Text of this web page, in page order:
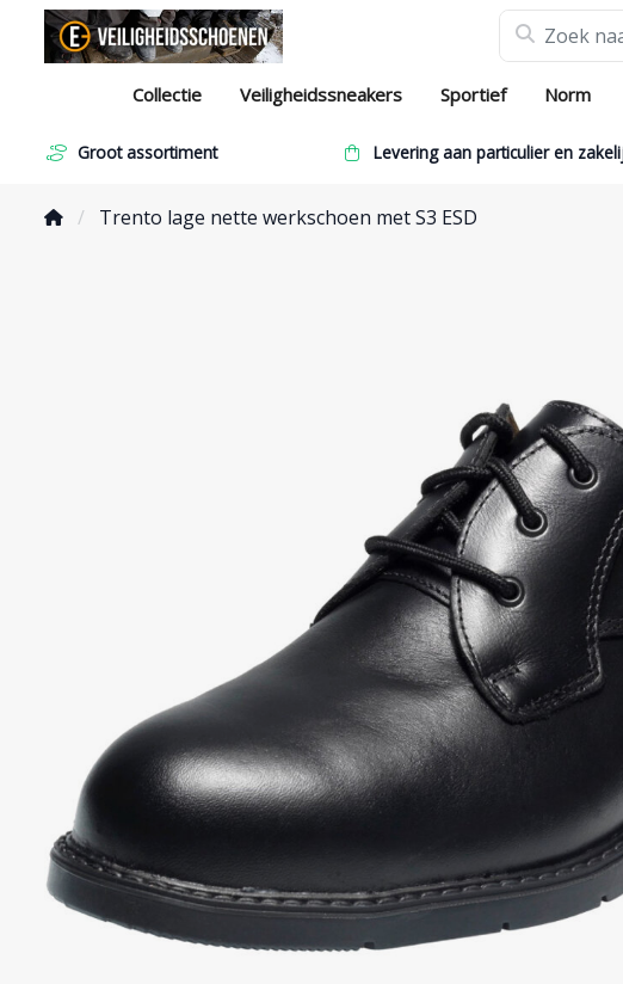
Collectie Veiligheidssneakers Sportief Norm
Groot assortiment Levering aan particulier en
Trento lage nette werkschoen met S3 ESD